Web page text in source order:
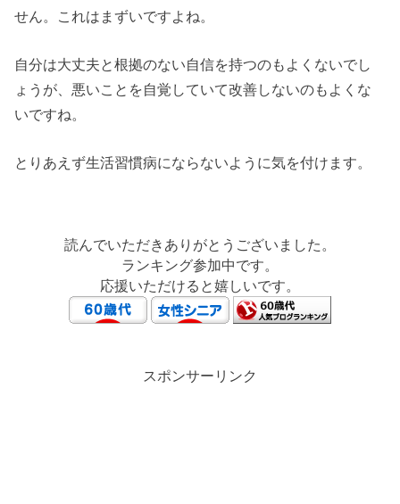
せん。これはまずいですよね。
自分は大丈夫と根拠のない自信を持つのもよくないでし
ょうが、悪いことを自覚していて改善しないのもよくな
いですね。
とりあえず生活習慣病にならないように気を付けます。
読んでいただきありがとうございました。
ランキング参加中です。
応援いただけると嬉しいです。
スポンサーリンク